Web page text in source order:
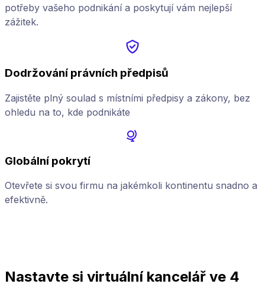
potřeby vašeho podnikání a poskytují vám nejlepší
zážitek.
Dodržování právních předpisů
Zajistěte plný soulad s místními předpisy a zákony, bez
ohledu na to, kde podnikáte
Globální pokrytí
Otevřete si svou firmu na jakémkoli kontinentu snadno a
efektivně.
Nastavte si virtuální kancelář ve 4